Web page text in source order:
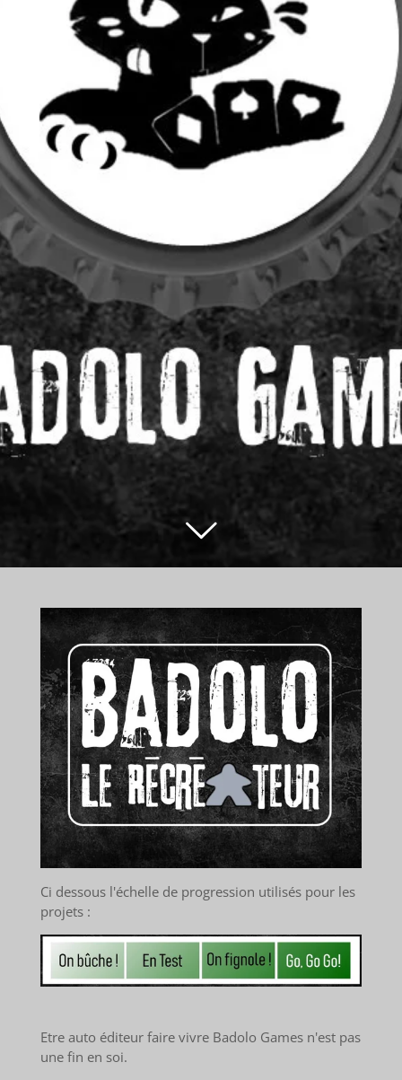
Ci dessous l'échelle de progression utilisés pour les
projets :
Etre auto éditeur faire vivre Badolo Games n'est pas
une fin en soi.